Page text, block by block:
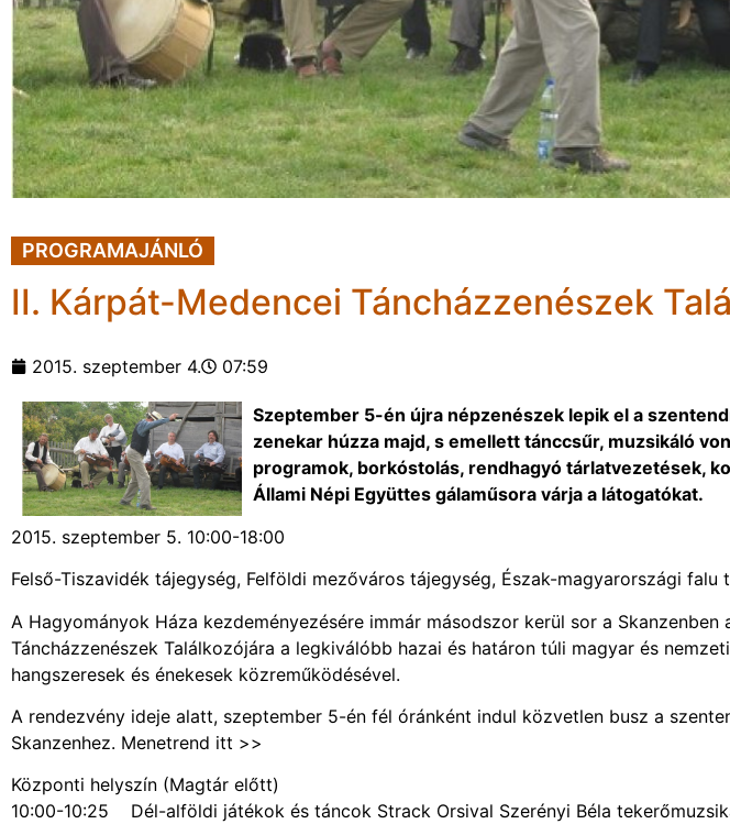
PROGRAMAJÁNLÓ
II. Kárpát-Medencei Táncházzenészek
2015. szeptember 4. 07:59
Szeptember 5-én újra népzenészek lepik el a
zenekar húzza majd, s emellett tánccsűr, muzsikáló
programok, borkóstolás, rendhagyó tárlatvezetések,
Állami Népi Együttes gálaműsora várja a látogatókat.
2015. szeptember 5. 10:00-18:00
Felső-Tiszavidék tájegység, Felföldi mezőváros tájegység, Észak-magyarországi falu
A Hagyományok Háza kezdeményezésére immár másodszor kerül sor a Skanzenben
Táncházzenészek Találkozójára a legkiválóbb hazai és határon túli magyar és
hangszeresek és énekesek közreműködésével.
A rendezvény ideje alatt, szeptember 5-én fél óránként indul közvetlen busz a
Skanzenhez. Menetrend itt >>
Központi helyszín (Magtár előtt)
10:00-10:25 Dél-alföldi játékok és táncok Strack Orsival Szerényi Béla